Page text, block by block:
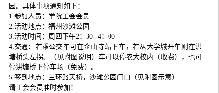
园。具体事项通知如下：
1.参加人员：学院工会会员
2.活动地点：福州沙滩公园
3.活动时间：周四下午2：30--4：00
4.交通：若乘公交车可在金山寺站下车，若从大学城开车则在洪
塘桥头左拐。（见附图说明）车可以停农大校内（收费），也可
停洪塘桥下停车场（免费）。
5.签到地点：三环路天桥，沙滩公园门口（见附图示意）
请工会会员准时参加！